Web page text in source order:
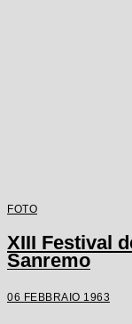
FOTO
XIII Festival
Sanremo
06 FEBBRAIO 1963